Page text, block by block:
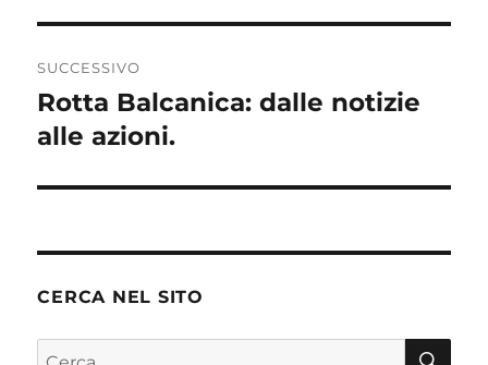
SUCCESSIVO
Articolo
successivo:
Rotta Balcanica: dalle notizie
alle azioni.
CERCA NEL SITO
Cerca: